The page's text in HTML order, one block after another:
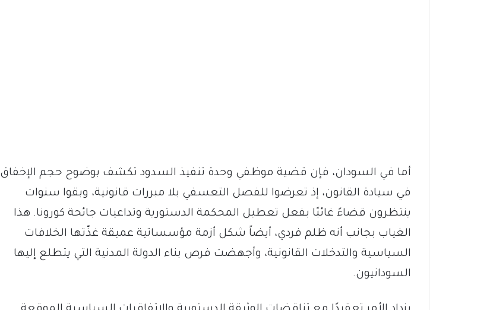
أما في السودان، فإن قضية موظفي وحدة تنفيذ السدود تكشف بوضوح حجم الإخفاق
في سيادة القانون، إذ تعرضوا للفصل التعسفي بلا مبررات قانونية، وبقوا سنوات
ينتظرون قضاءً غائبًا بفعل تعطيل المحكمة الدستورية وتداعيات جائحة كورونا. هذا
الغياب بجانب أنه ظلم فردي، أيضاً شكل أزمة مؤسساتية عميقة غذّتها الخلافات
السياسية والتدخلات القانونية، وأجهضت فرص بناء الدولة المدنية التي يتطلع إليها
السودانيون.